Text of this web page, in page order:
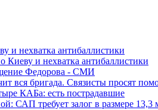
Киеву и нехватка антибаллистики
Федорова - СМИ
вся бригада. Связисты просят
КАБа: есть пострадавшие
САП требует залог в размере 13,3